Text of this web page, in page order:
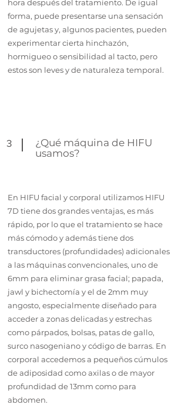
hora después del tratamiento. De igual
forma, puede presentarse una sensación
de agujetas y, algunos pacientes, pueden
experimentar cierta hinchazón,
hormigueo o sensibilidad al tacto, pero
estos son leves y de naturaleza temporal.
3
¿Qué máquina de HIFU
usamos?
En HIFU facial y corporal utilizamos HIFU
7D tiene dos grandes ventajas, es más
rápido, por lo que el tratamiento se hace
más cómodo y además tiene dos
transductores (profundidades) adicionales
a las máquinas convencionales, uno de
6mm para eliminar grasa facial; papada,
jawl y bichectomía y el de 2mm muy
angosto, especialmente diseñado para
acceder a zonas delicadas y estrechas
como párpados, bolsas, patas de gallo,
surco nasogeniano y código de barras. En
corporal accedemos a pequeños cúmulos
de adiposidad como axilas o de mayor
profundidad de 13mm como para
abdomen.